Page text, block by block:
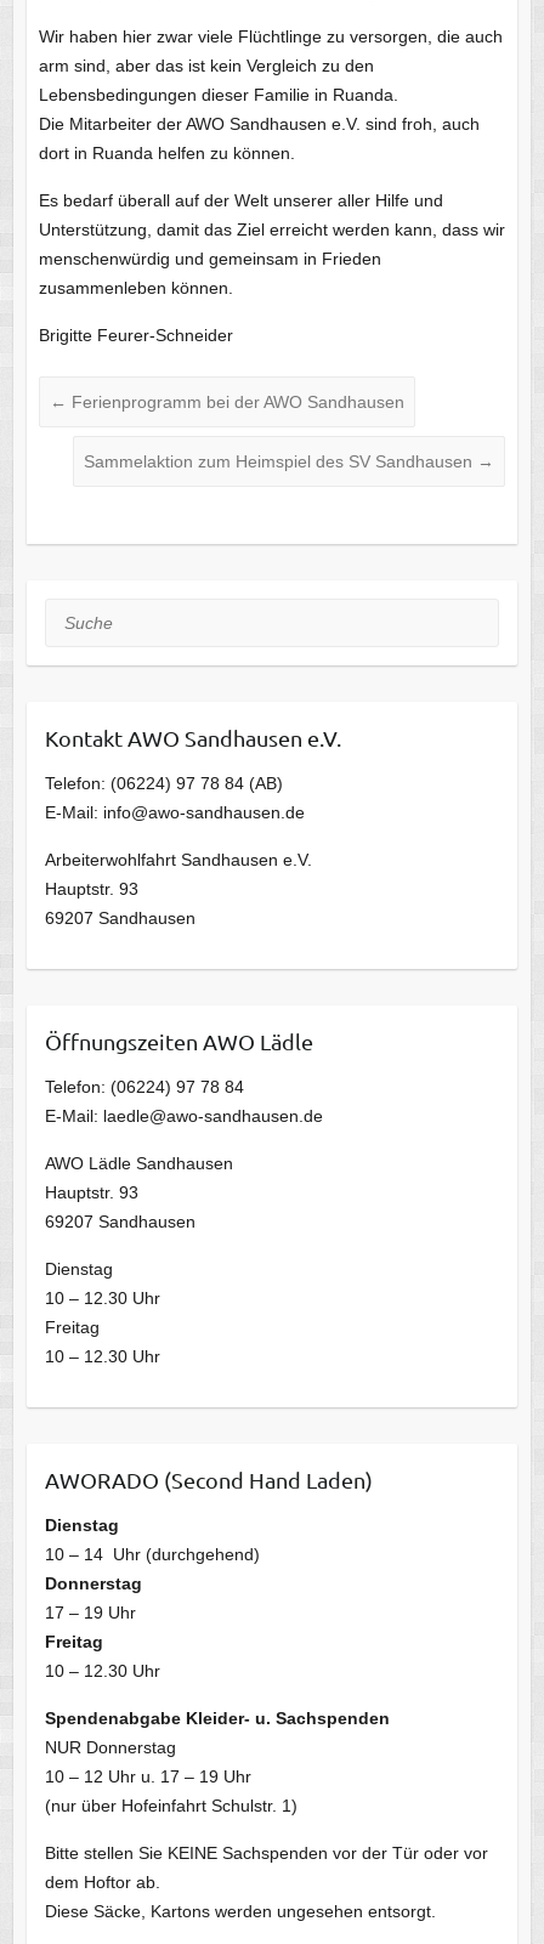
Wir haben hier zwar viele Flüchtlinge zu versorgen, die auch
arm sind, aber das ist kein Vergleich zu den
Lebensbedingungen dieser Familie in Ruanda.
Die Mitarbeiter der AWO Sandhausen e.V. sind froh, auch
dort in Ruanda helfen zu können.
Es bedarf überall auf der Welt unserer aller Hilfe und
Unterstützung, damit das Ziel erreicht werden kann, dass wir
menschenwürdig und gemeinsam in Frieden
zusammenleben können.
Brigitte Feurer-Schneider
← Ferienprogramm bei der AWO Sandhausen
Sammelaktion zum Heimspiel des SV Sandhausen →
Suche
Kontakt AWO Sandhausen e.V.
Telefon: (06224) 97 78 84 (AB)
E-Mail: info@awo-sandhausen.de
Arbeiterwohlfahrt Sandhausen e.V.
Hauptstr. 93
69207 Sandhausen
Öffnungszeiten AWO Lädle
Telefon: (06224) 97 78 84
E-Mail: laedle@awo-sandhausen.de
AWO Lädle Sandhausen
Hauptstr. 93
69207 Sandhausen
Dienstag
10 – 12.30 Uhr
Freitag
10 – 12.30 Uhr
AWORADO (Second Hand Laden)
Dienstag
10 – 14 Uhr (durchgehend)
Donnerstag
17 – 19 Uhr
Freitag
10 – 12.30 Uhr
Spendenabgabe Kleider- u. Sachspenden
NUR Donnerstag
10 – 12 Uhr u. 17 – 19 Uhr
(nur über Hofeinfahrt Schulstr. 1)
Bitte stellen Sie KEINE Sachspenden vor der Tür oder vor
dem Hoftor ab.
Diese Säcke, Kartons werden ungesehen entsorgt.